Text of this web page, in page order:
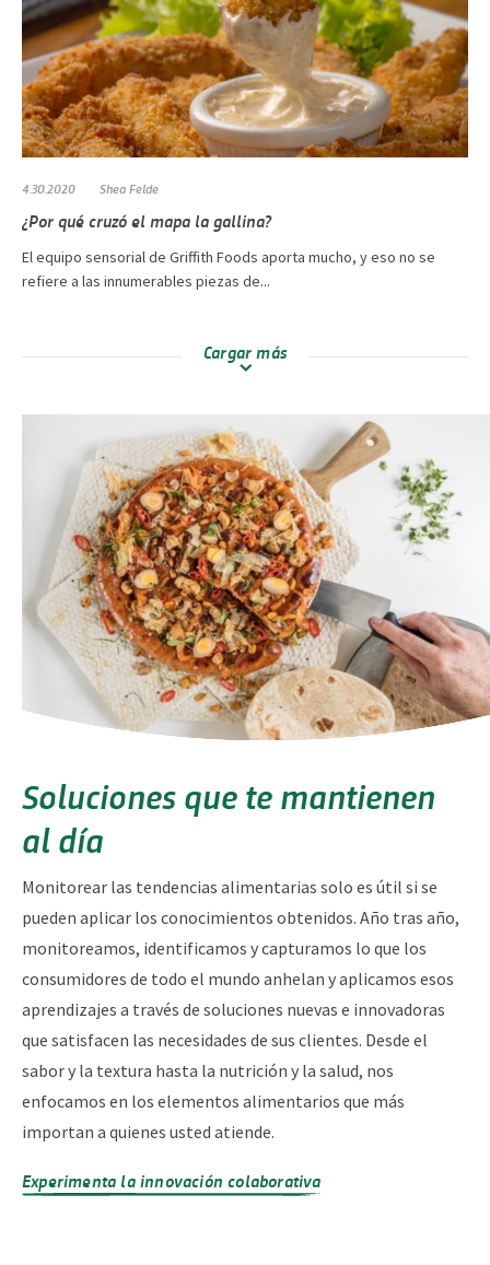
4.30.2020 Shea Felde
¿Por qué cruzó el mapa la gallina?
El equipo sensorial de Griffith Foods aporta mucho, y eso no se
refiere a las innumerables piezas de...
Cargar más
Soluciones que te mantienen
al día
Monitorear las tendencias alimentarias solo es útil si se
pueden aplicar los conocimientos obtenidos. Año tras año,
monitoreamos, identificamos y capturamos lo que los
consumidores de todo el mundo anhelan y aplicamos esos
aprendizajes a través de soluciones nuevas e innovadoras
que satisfacen las necesidades de sus clientes. Desde el
sabor y la textura hasta la nutrición y la salud, nos
enfocamos en los elementos alimentarios que más
importan a quienes usted atiende.
Experimenta la innovación colaborativa